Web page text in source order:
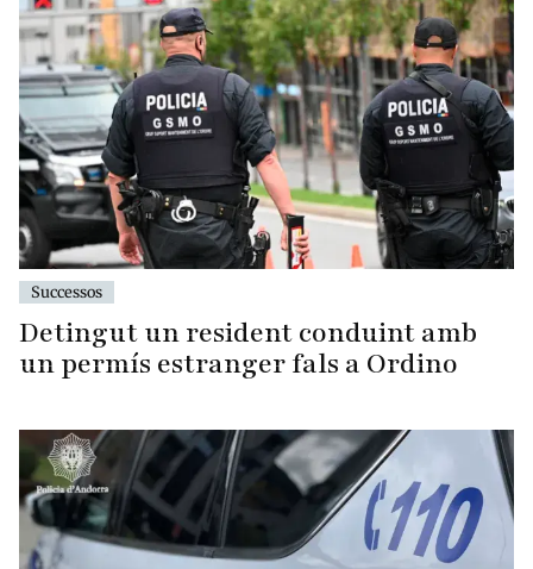
Successos
Detingut un resident conduint amb
un permís estranger fals a Ordino